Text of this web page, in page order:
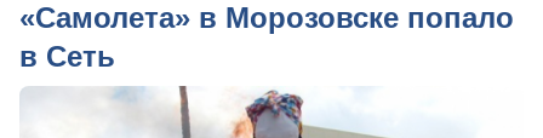
«Самолета» в Морозовске попало
в Сеть